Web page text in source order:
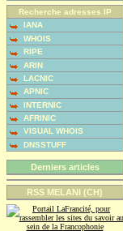
Recherche adresses IP
IANA
WHOIS
RIPE
ARIN
LACNIC
APNIC
INTERNIC
AFRINIC
VISUAL WHOIS
DNSSTUFF
Derniers articles
RSS MELANI (CH)